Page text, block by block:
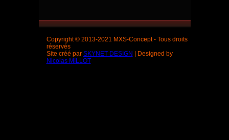
Copyright © 2013-2021 MXS-Concept - Tous droits
réservés
Site créé par SKYNET DESIGN
| Designed by
Nicolas MILLOT